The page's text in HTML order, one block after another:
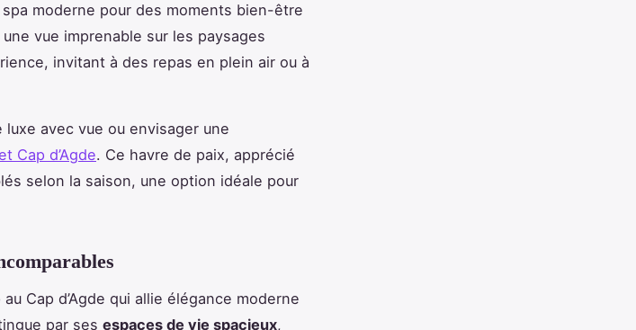
moderne pour des moments bien-être
vue imprenable sur les paysages
invitant à des repas en plein air ou à
avec vue ou envisager une
Cap d’Agde. Ce havre de paix, apprécié
selon la saison, une option idéale pour
au Cap d’Agde qui allie élégance moderne
par ses espaces de vie spacieux,